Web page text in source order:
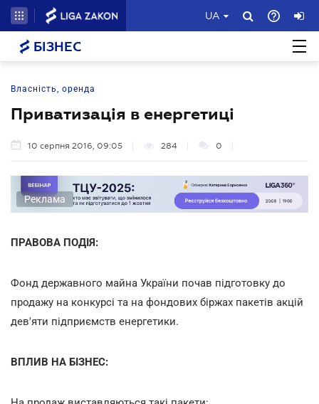
UA
БІЗНЕС
Власність, оренда
Приватизація в енергетиці
10 серпня 2016, 09:05 284 0
Реклама
ПРАВОВА ПОДІЯ:
Фонд державного майна України почав підготовку до
продажу на конкурсі та на фондових біржах пакетів акцій
дев'яти підприємств енергетики.
ВПЛИВ НА БІЗНЕС: